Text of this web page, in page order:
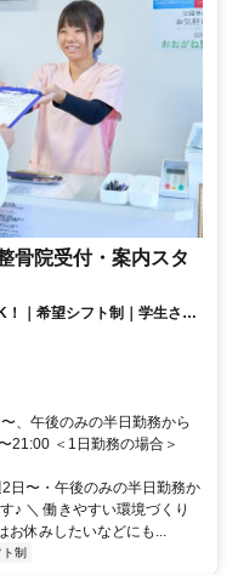
骨院受付・案内スタ
！｜希望シフト制｜学生さん
、午後のみの半日勤務から
21:00 ＜1日勤務の場合＞
日〜・午後のみの半日勤務か
♪ ＼ 働きやすい環境づくり
お休みしたいなどにも...
制